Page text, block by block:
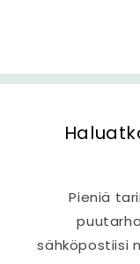
ö
Pieniä
sähköpostiisi